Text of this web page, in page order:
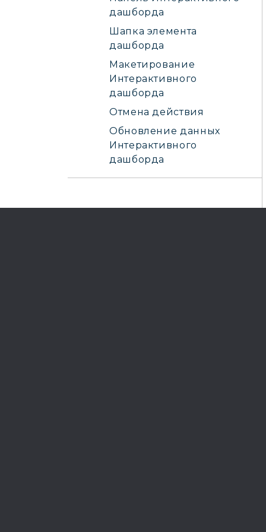
дашборда
Шапка элемента
дашборда
Макетирование
Интерактивного
дашборда
Отмена действия
Обновление данных
Интерактивного
дашборда